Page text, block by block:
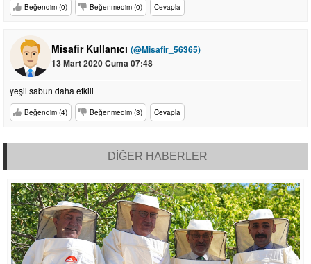
Beğendim (0) Beğenmedim (0) Cevapla
Misafir Kullanıcı (@Misafir_56365)
13 Mart 2020 Cuma 07:48
yeşil sabun daha etkili
Beğendim (4) Beğenmedim (3) Cevapla
DİĞER HABERLER